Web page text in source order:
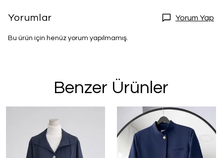
Yorumlar Yorum Yap
Bu ürün için henüz yorum yapılmamış.
Benzer Ürünler